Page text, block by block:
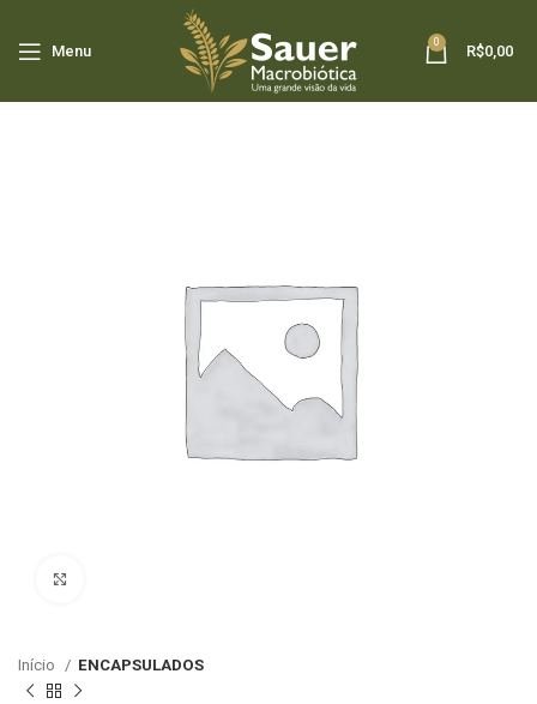
Menu
0
R$0,00
Início ENCAPSULADOS